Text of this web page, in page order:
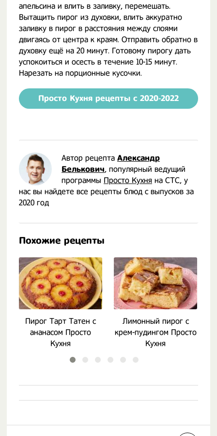
апельсина и влить в заливку, перемешать.
Вытащить пирог из духовки, влить аккуратно
заливку в пирог в расстояния между слоями
двигаясь от центра к краям. Отправить обратно в
духовку ещё на 20 минут. Готовому пирогу дать
успокоиться и осесть в течение 10-15 минут.
Нарезать на порционные кусочки.
Просто Кухня рецепты с 2020-2022
Автор рецепта Александр
Белькович, популярный ведущий
программы Просто Кухня на СТС, у
нас вы найдете все рецепты блюд с выпусков за
2020 год
Похожие рецепты
Пирог Тарт Татен с
ананасом Просто
Кухня
Лимонный пирог с
крем-пудингом Просто
Кухня